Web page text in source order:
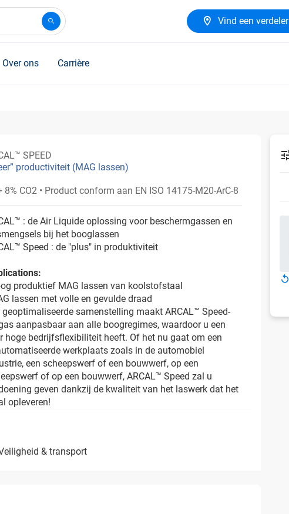
Vind een verdeler
Over ons Carrière
SPEED
productiviteit (MAG lassen)
8% CO2 • Product conform aan EN ISO 14175-M20-ArC-8
: de Air Liquide oplossing voor beschermgassen en
bij het booglassen
Speed : de "plus" in produktiviteit
produktief MAG lassen van koolstofstaal
lassen met volle en gevulde draad
geoptimaliseerde samenstelling maakt ARCAL™ Speed-
aanpasbaar aan alle boogregimes, waardoor u een
hoge bedrijfsflexibiliteit heeft. Of het nu gaat om een
werkplaats zoals in de automobiel
een scheepswerf of een bouwwerf, op een
of op een bouwwerf, ARCAL™ Speed zal u
geven dankzij de kwaliteit van het laswerk dat het
opleveren!
veiligheid & transport